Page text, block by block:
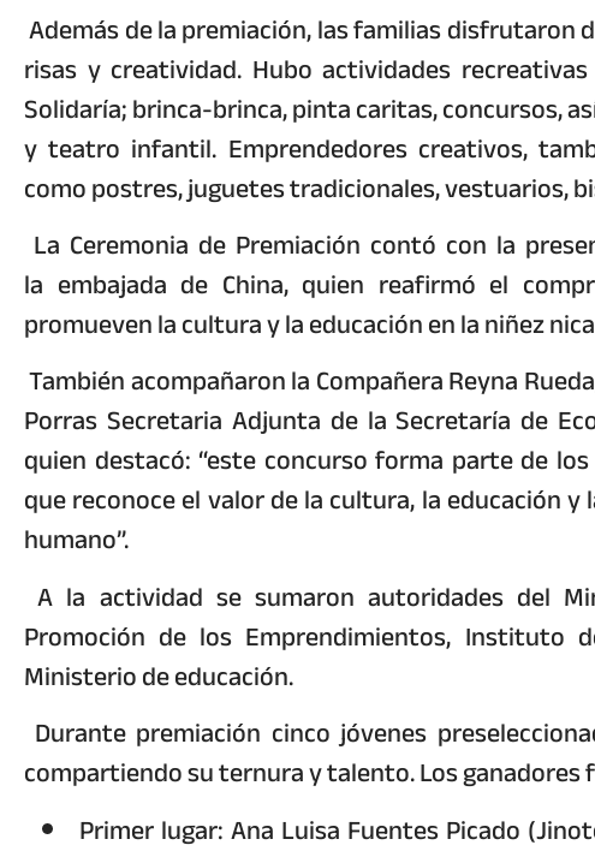
Además de la premiación, las familias disfrutaron
risas y creatividad. Hubo actividades
Solidaría; brinca-brinca, pinta caritas, concursos,
y teatro infantil. Emprendedores creativos,
como postres, juguetes tradicionales, vestuarios,
La Ceremonia de Premiación contó con la
la embajada de China, quien reafirmó el
promueven la cultura y la educación en la niñez
También acompañaron la Compañera Reyna
Porras Secretaria Adjunta de la Secretaría de
quien destacó: “este concurso forma parte de
que reconoce el valor de la cultura, la educación
humano”.
A la actividad se sumaron autoridades del
Promoción de los Emprendimientos, Instituto
Ministerio de educación.
Durante premiación cinco jóvenes
compartiendo su ternura y talento. Los ganadores
Primer lugar: Ana Luisa Fuentes Picado